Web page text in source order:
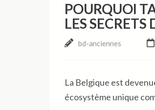
POURQUOI
LES
bd-anciennes
La Belgique est
écosystème unique